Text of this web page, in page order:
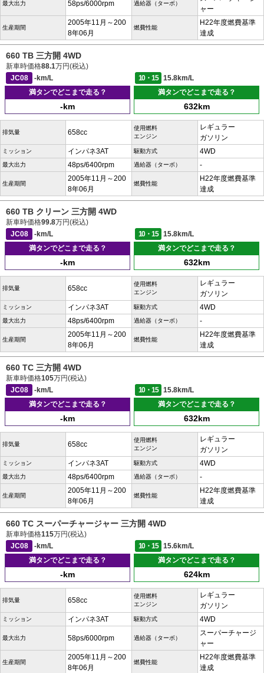
最大出力 58ps/6000rpm 過給器（ターボ）
ャー
生産期間
2005年11月～200
8年06月
燃費性能
H22年度燃費基準
達成
660 TB 三方開 4WD
新車時価格88.1万円(税込)
JC08
-km/L 10・15
15.8km/L
満タンでどこまで走る？
-km
満タンでどこまで走る？
632km
排気量 658cc
使用燃料
エンジン
レギュラー
ガソリン
ミッション インパネ3AT 駆動方式 4WD
最大出力 48ps/6400rpm 過給器（ターボ） -
生産期間
2005年11月～200
8年06月
燃費性能
H22年度燃費基準
達成
660 TB クリーン 三方開 4WD
新車時価格99.8万円(税込)
JC08
-km/L 10・15
15.8km/L
満タンでどこまで走る？
-km
満タンでどこまで走る？
632km
排気量 658cc
使用燃料
エンジン
レギュラー
ガソリン
ミッション インパネ3AT 駆動方式 4WD
最大出力 48ps/6400rpm 過給器（ターボ） -
生産期間
2005年11月～200
8年06月
燃費性能
H22年度燃費基準
達成
660 TC 三方開 4WD
新車時価格105万円(税込)
JC08
-km/L 10・15
15.8km/L
満タンでどこまで走る？
-km
満タンでどこまで走る？
632km
排気量 658cc
使用燃料
エンジン
レギュラー
ガソリン
ミッション インパネ3AT 駆動方式 4WD
最大出力 48ps/6400rpm 過給器（ターボ） -
生産期間
2005年11月～200
8年06月
燃費性能
H22年度燃費基準
達成
660 TC スーパーチャージャー 三方開 4WD
新車時価格115万円(税込)
JC08
-km/L 10・15
15.6km/L
満タンでどこまで走る？
-km
満タンでどこまで走る？
624km
排気量 658cc
使用燃料
エンジン
レギュラー
ガソリン
ミッション インパネ3AT 駆動方式 4WD
最大出力 58ps/6000rpm 過給器（ターボ）
スーパーチャージ
ャー
生産期間
2005年11月～200
8年06月
燃費性能
H22年度燃費基準
達成